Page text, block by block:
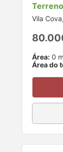
Vila
Área: 0
Área do